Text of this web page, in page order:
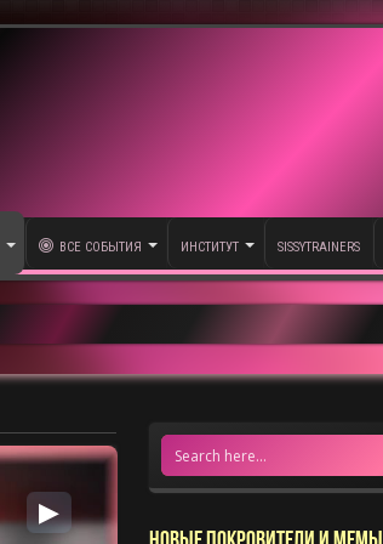
ВСЕ СОБЫТИЯ ИНСТИТУТ SISSYTRAINERS
▶